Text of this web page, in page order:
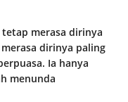
tetap merasa dirinya
dirinya paling
Ia hanya
menunda